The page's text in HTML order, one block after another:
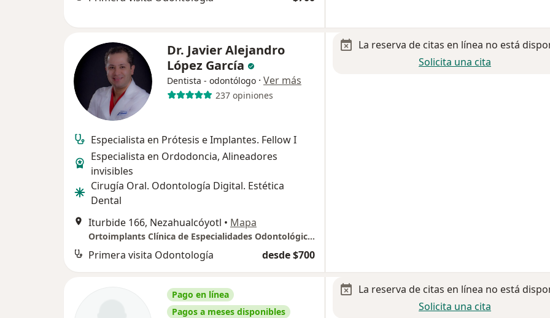
Dr. Javier Alejandro
López García
Dentista - odontólogo · Ver más
237 opiniones
Especialista en Prótesis e Implantes. Fellow I
Especialista en Ordodoncia, Alineadores
invisibles
Cirugía Oral. Odontología Digital. Estética
Dental
Iturbide 166, Nezahualcóyotl • Mapa
Ortoimplants Clínica de Especialidades Odontológicas - Ciudad Nezahualcóyotl
Primera visita Odontología desde $700
La reserva de citas en línea no está
Solicita una cita
Pago en línea
Pagos a meses disponibles
La reserva de citas en línea no está
Solicita una cita